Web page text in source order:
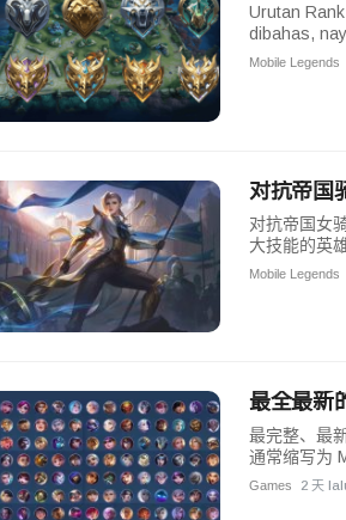
Urutan
dibahas,
Mobile Legends
对抗帝国
对抗帝国女
大技能的英
Mobile Legends
最全最新
最完整、最
通常缩写为
Games 2 天